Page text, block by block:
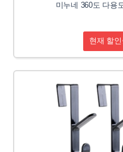
미누네 360도 다용
현재 할